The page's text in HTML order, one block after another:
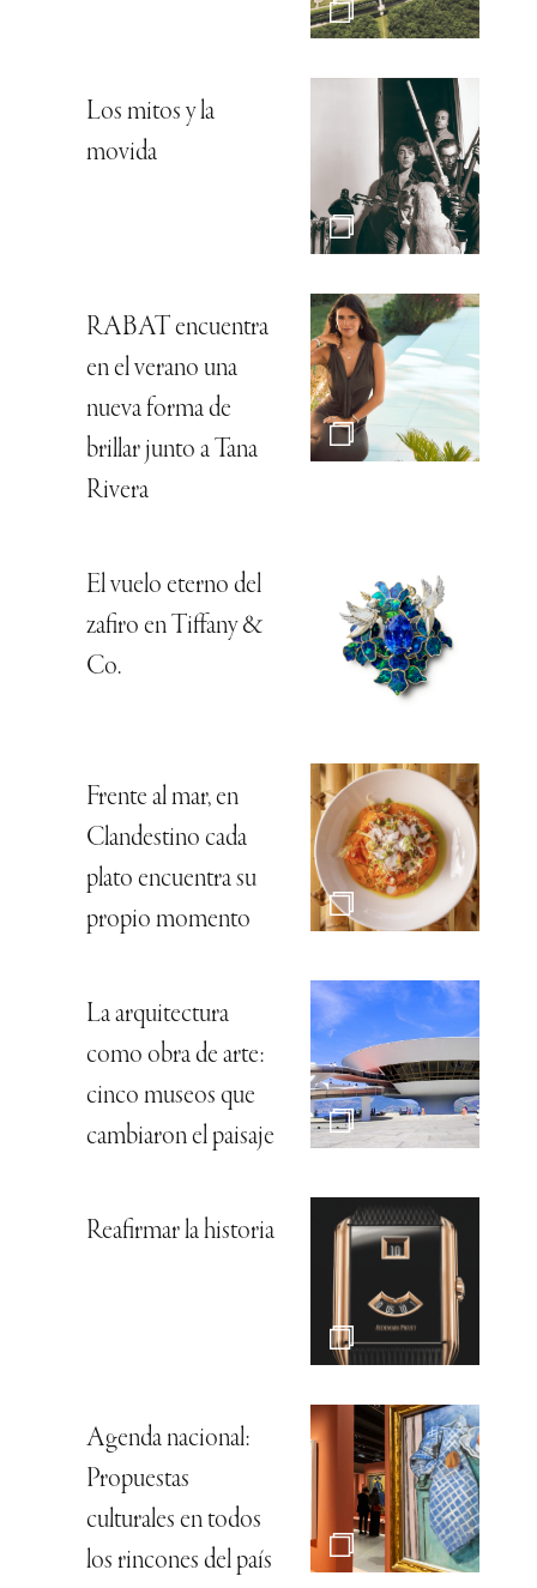
Los mitos y la
movida
RABAT encuentra
en el verano una
nueva forma de
brillar junto a Tana
Rivera
El vuelo eterno del
zafiro en Tiffany &
Co.
Frente al mar, en
Clandestino cada
plato encuentra su
propio momento
La arquitectura
como obra de arte:
cinco museos que
cambiaron el paisaje
Reafirmar la historia
Agenda nacional:
Propuestas
culturales en todos
los rincones del país